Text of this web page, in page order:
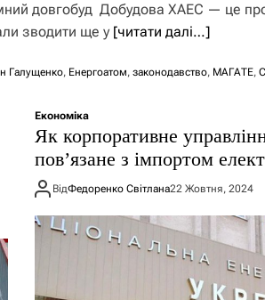
довгобуд Добудова ХАЕС — це
зводити ще у [читати далі…]
Галущенко, Енергоатом, законодавство, МАГАТЕ,
Економіка
Як корпоративне
повʼязане з імпортом
ВідФедоренко Світлана22 Жовтня, 2024